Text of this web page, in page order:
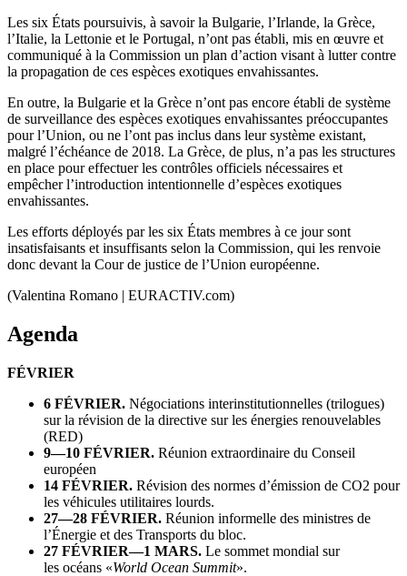
Les six États poursuivis, à savoir la Bulgarie, l’Irlande, la Grèce,
l’Italie, la Lettonie et le Portugal, n’ont pas établi, mis en œuvre et
communiqué à la Commission un plan d’action visant à lutter contre
la propagation de ces espèces exotiques envahissantes.
En outre, la Bulgarie et la Grèce n’ont pas encore établi de système
de surveillance des espèces exotiques envahissantes préoccupantes
pour l’Union, ou ne l’ont pas inclus dans leur système existant,
malgré l’échéance de 2018. La Grèce, de plus, n’a pas les structures
en place pour effectuer les contrôles officiels nécessaires et
empêcher l’introduction intentionnelle d’espèces exotiques
envahissantes.
Les efforts déployés par les six États membres à ce jour sont
insatisfaisants et insuffisants selon la Commission, qui les renvoie
donc devant la Cour de justice de l’Union européenne.
(Valentina Romano | EURACTIV.com)
Agenda
FÉVRIER
6 FÉVRIER. Négociations interinstitutionnelles (trilogues)
sur la révision de la directive sur les énergies renouvelables
(RED)
9—10 FÉVRIER. Réunion extraordinaire du Conseil
européen
14 FÉVRIER. Révision des normes d’émission de CO2 pour
les véhicules utilitaires lourds.
27—28 FÉVRIER. Réunion informelle des ministres de
l’Énergie et des Transports du bloc.
27 FÉVRIER—1 MARS. Le sommet mondial sur
les océans «World Ocean Summit».